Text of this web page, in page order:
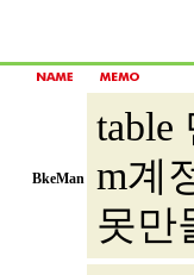
BkeMan
table
m계
못만